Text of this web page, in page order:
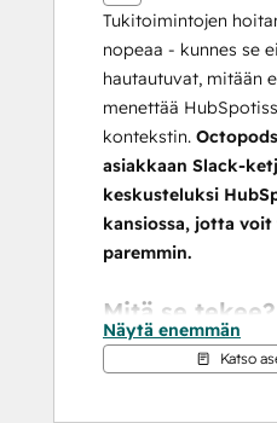
Tukitoimintojen
nopeaa - kunnes se
hautautuvat, mitään
menettää
kontekstin.
asiakkaan Slack-
keskusteluksi
kansiossa, jotta
paremmin.
Mitä se tekee?
Ei enää
tulee HubSpot-
Näytä enemmän
Katso